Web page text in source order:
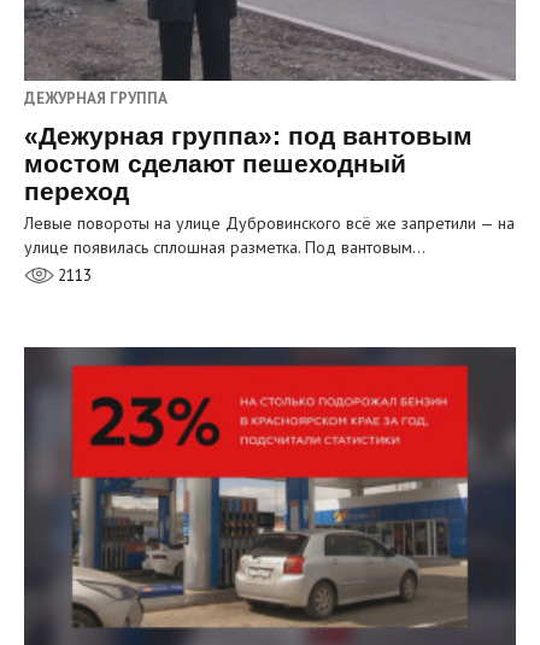
ДЕЖУРНАЯ ГРУППА
«Дежурная группа»: под вантовым
мостом сделают пешеходный
переход
Левые повороты на улице Дубровинского всё же запретили — на
улице появилась сплошная разметка. Под вантовым…
2113